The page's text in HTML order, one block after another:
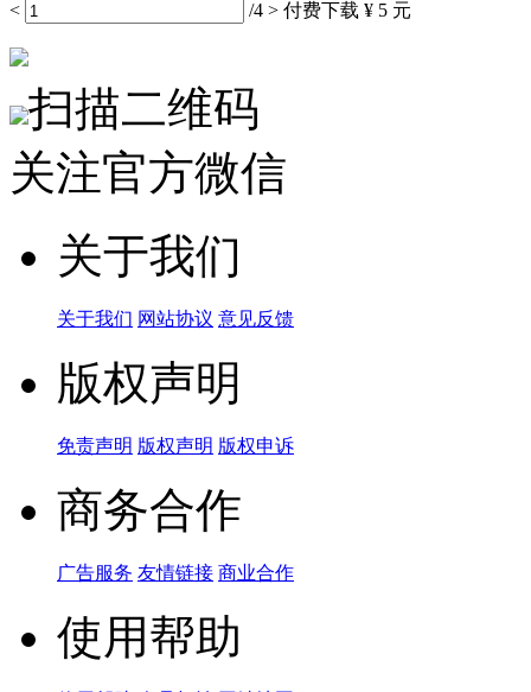
< /4 > 付费下载 ¥ 5 元
扫描二维码
关注官方微信
关于我们
关于我们 网站协议 意见反馈
版权声明
免责声明 版权声明 版权申诉
商务合作
广告服务 友情链接 商业合作
使用帮助